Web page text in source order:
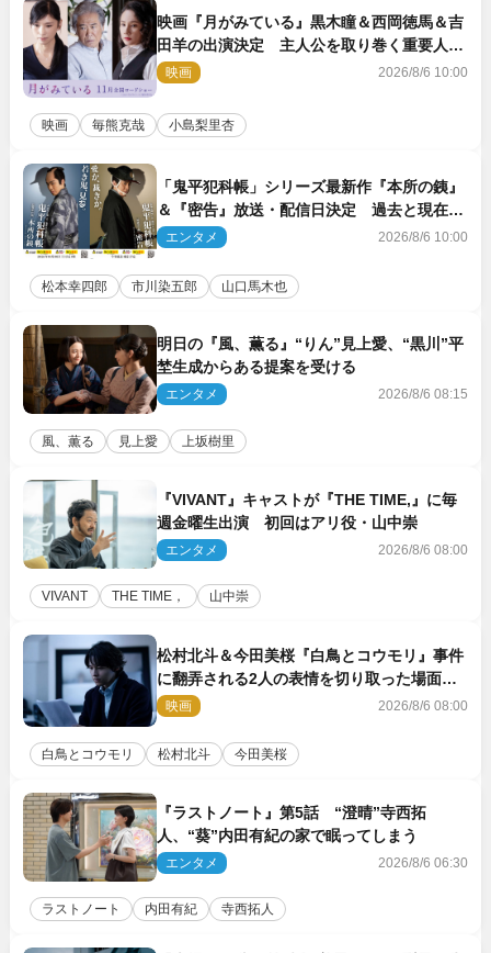
映画『月がみている』黒木瞳＆西岡徳馬＆吉
田羊の出演決定 主人公を取り巻く重要人物
を演じる
映画 2026/8/6 10:00
映画 毎熊克哉 小島梨里杏
「鬼平犯科帳」シリーズ最新作『本所の銕』
＆『密告』放送・配信日決定 過去と現在が
繋がるビジュアルも解禁
エンタメ 2026/8/6 10:00
松本幸四郎 市川染五郎 山口馬木也
明日の『風、薫る』“りん”見上愛、“黒川”平
埜生成からある提案を受ける
エンタメ 2026/8/6 08:15
風、薫る 見上愛 上坂樹里
『VIVANT』キャストが『THE TIME,』に毎
週金曜生出演 初回はアリ役・山中崇
エンタメ 2026/8/6 08:00
VIVANT THE TIME， 山中崇
松村北斗＆今田美桜『白鳥とコウモリ』事件
に翻弄される2人の表情を切り取った場面写
真解禁
映画 2026/8/6 08:00
白鳥とコウモリ 松村北斗 今田美桜
『ラストノート』第5話 “澄晴”寺西拓
人、“葵”内田有紀の家で眠ってしまう
エンタメ 2026/8/6 06:30
ラストノート 内田有紀 寺西拓人